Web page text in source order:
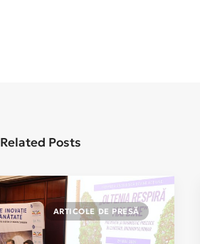
Related Posts
ARTICOLE DE PRESĂ